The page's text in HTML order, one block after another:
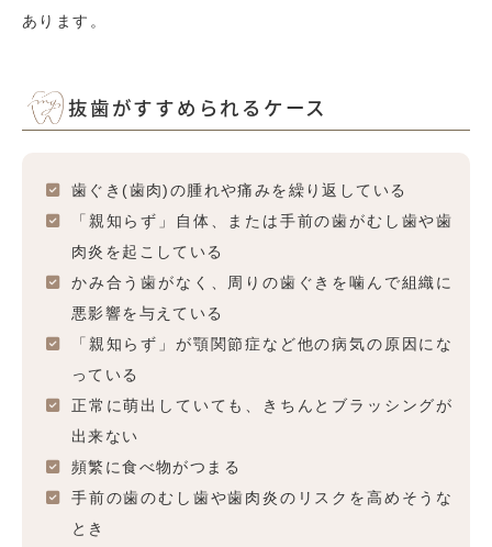
あります。
抜歯がすすめられるケース
歯ぐき(歯肉)の腫れや痛みを繰り返している
「親知らず」自体、または手前の歯がむし歯や歯
肉炎を起こしている
かみ合う歯がなく、周りの歯ぐきを噛んで組織に
悪影響を与えている
「親知らず」が顎関節症など他の病気の原因にな
っている
正常に萌出していても、きちんとブラッシングが
出来ない
頻繁に食べ物がつまる
手前の歯のむし歯や歯肉炎のリスクを高めそうな
とき